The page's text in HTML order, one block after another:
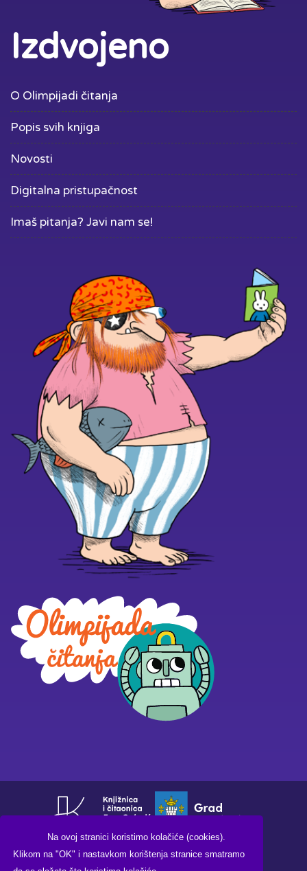
Na ovoj stranici koristimo kolačiće (cookies).
Klikom na "OK" i nastavkom korištenja stranice smatramo
Izdvojeno
O Olimpijadi čitanja
Popis svih knjiga
Novosti
Digitalna pristupačnost
Imaš pitanja? Javi nam se!